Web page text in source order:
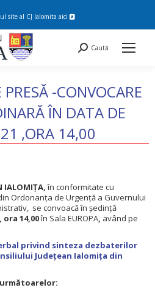
site al CJ Ialomita aici
Search:
Caută
-CONVOCARE
ÎN DATA DE
,ORA 14,00
în conformitate cu
Ordonanța de Urgență a Guvernului
se convoacă în ședință
, ora 14,00în Sala EUROPA, având pe
privind sinteza dezbaterilor
Județean Ialomița din